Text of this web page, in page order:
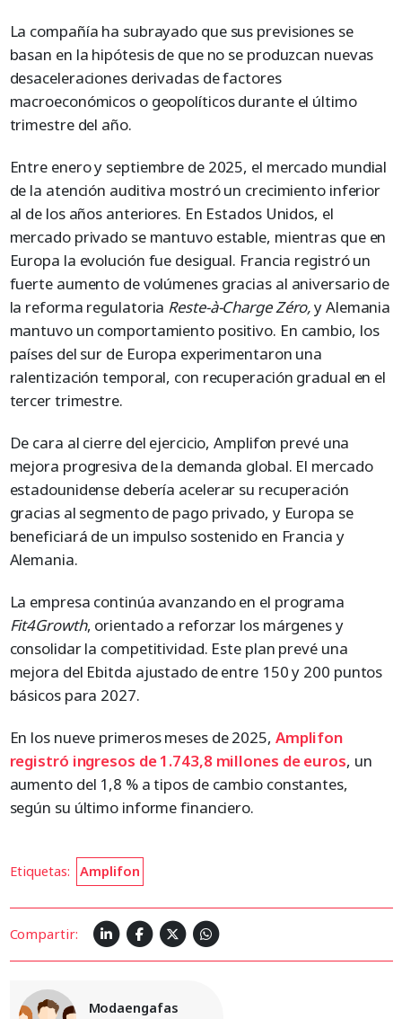
La compañía ha subrayado que sus previsiones se
basan en la hipótesis de que no se produzcan nuevas
desaceleraciones derivadas de factores
macroeconómicos o geopolíticos durante el último
trimestre del año.
Entre enero y septiembre de 2025, el mercado mundial
de la atención auditiva mostró un crecimiento inferior
al de los años anteriores. En Estados Unidos, el
mercado privado se mantuvo estable, mientras que en
Europa la evolución fue desigual. Francia registró un
fuerte aumento de volúmenes gracias al aniversario de
la reforma regulatoria Reste-à-Charge Zéro,y Alemania
mantuvo un comportamiento positivo. En cambio, los
países del sur de Europa experimentaron una
ralentización temporal, con recuperación gradual en el
tercer trimestre.
De cara al cierre del ejercicio, Amplifon prevé una
mejora progresiva de la demanda global. El mercado
estadounidense debería acelerar su recuperación
gracias al segmento de pago privado, y Europa se
beneficiará de un impulso sostenido en Francia y
Alemania.
La empresa continúa avanzando en el programa
Fit4Growth, orientado a reforzar los márgenes y
consolidar la competitividad. Este plan prevé una
mejora del Ebitda ajustado de entre 150 y 200 puntos
básicos para 2027.
En los nueve primeros meses de 2025, Amplifon
registró ingresos de 1.743,8 millones de euros, un
aumento del 1,8 % a tipos de cambio constantes,
según su último informe financiero.
Etiquetas: Amplifon
Compartir:
Modaengafas